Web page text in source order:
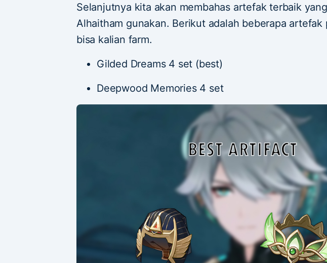
Selanjutnya kita akan membahas artefak terbaik
Alhaitham gunakan. Berikut adalah beberapa artefak
bisa kalian farm.
Gilded Dreams 4 set (best)
Deepwood Memories 4 set